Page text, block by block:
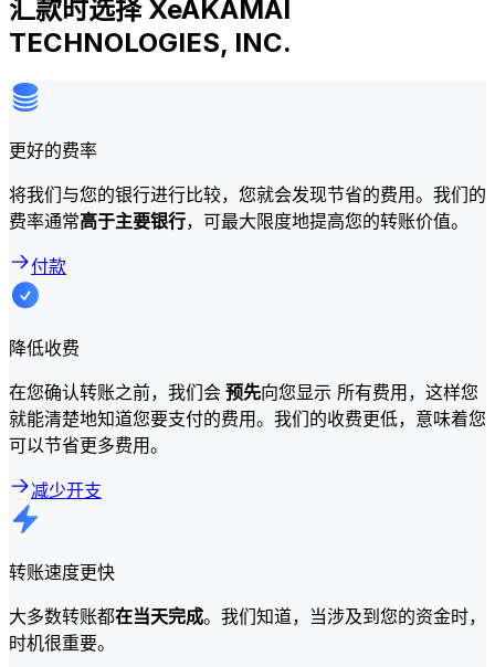
汇款时选择 XeAKAMAI
TECHNOLOGIES, INC.
更好的费率
将我们与您的银行进行比较，您就会发现节省的费用。我们的
费率通常高于主要银行，可最大限度地提高您的转账价值。
付款
降低收费
在您确认转账之前，我们会 预先向您显示 所有费用，这样您
就能清楚地知道您要支付的费用。我们的收费更低，意味着您
可以节省更多费用。
减少开支
转账速度更快
大多数转账都在当天完成。我们知道，当涉及到您的资金时，
时机很重要。